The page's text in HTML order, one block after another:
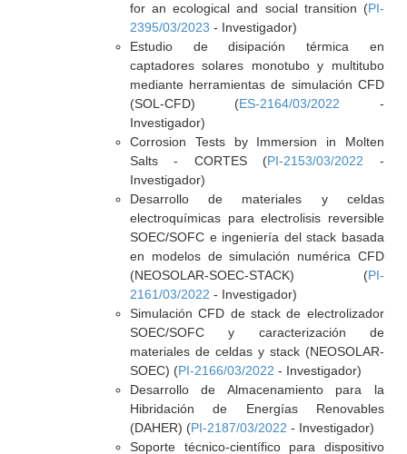
for an ecological and social transition (PI-
2395/03/2023 - Investigador)
Estudio de disipación térmica en
captadores solares monotubo y multitubo
mediante herramientas de simulación CFD
(SOL-CFD) (ES-2164/03/2022 -
Investigador)
Corrosion Tests by Immersion in Molten
Salts - CORTES (PI-2153/03/2022 -
Investigador)
Desarrollo de materiales y celdas
electroquímicas para electrolisis reversible
SOEC/SOFC e ingeniería del stack basada
en modelos de simulación numérica CFD
(NEOSOLAR-SOEC-STACK) (PI-
2161/03/2022 - Investigador)
Simulación CFD de stack de electrolizador
SOEC/SOFC y caracterización de
materiales de celdas y stack (NEOSOLAR-
SOEC) (PI-2166/03/2022 - Investigador)
Desarrollo de Almacenamiento para la
Hibridación de Energías Renovables
(DAHER) (PI-2187/03/2022 - Investigador)
Soporte técnico-científico para dispositivo